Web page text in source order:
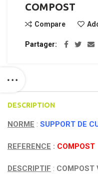
COMPOST
Compare
Partager
DESCRIPTION
NORME : SUPPORT DE
REFERENCE : COMPOST
DESCRIPTIF : COMPOST